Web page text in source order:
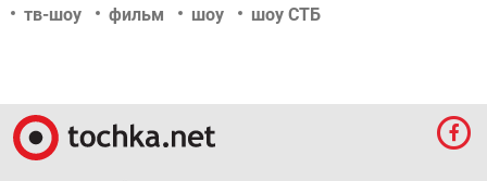
тв-шоу
фильм шоу шоу СТБ